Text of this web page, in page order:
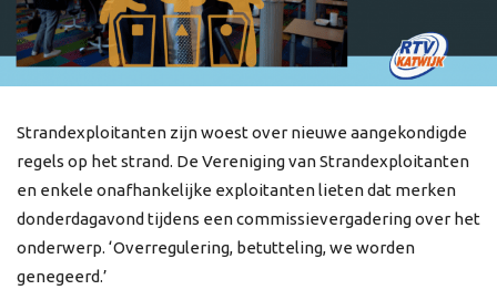
Strandexploitanten zijn woest over nieuwe aangekondigde
regels op het strand. De Vereniging van Strandexploitanten
en enkele onafhankelijke exploitanten lieten dat merken
donderdagavond tijdens een commissievergadering over het
onderwerp. ‘Overregulering, betutteling, we worden
genegeerd.’